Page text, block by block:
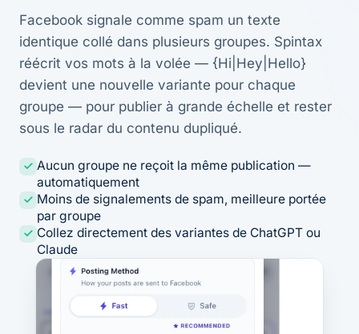
Facebook signale comme spam un texte
identique collé dans plusieurs groupes. Spintax
réécrit vos mots à la volée — {Hi|Hey|Hello}
devient une nouvelle variante pour chaque
groupe — pour publier à grande échelle et rester
sous le radar du contenu dupliqué.
Aucun groupe ne reçoit la même publication —
automatiquement
Moins de signalements de spam, meilleure portée
par groupe
Collez directement des variantes de ChatGPT ou
Claude